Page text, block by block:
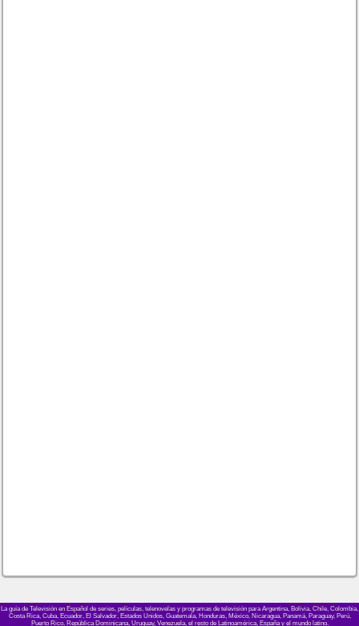
La guía de Televisión en Español de series, películas, telenovelas y programas de televisión para Argentina, Bolivia, Chile, Colombia,
Costa Rica, Cuba, Ecuador, El Salvador, Estados Unidos, Guatemala, Honduras, México, Nicaragua, Panamá, Paraguay, Perú,
Puerto Rico, República Dominicana, Uruguay, Venezuela, el resto de Latinoamérica, España y el mundo latino.